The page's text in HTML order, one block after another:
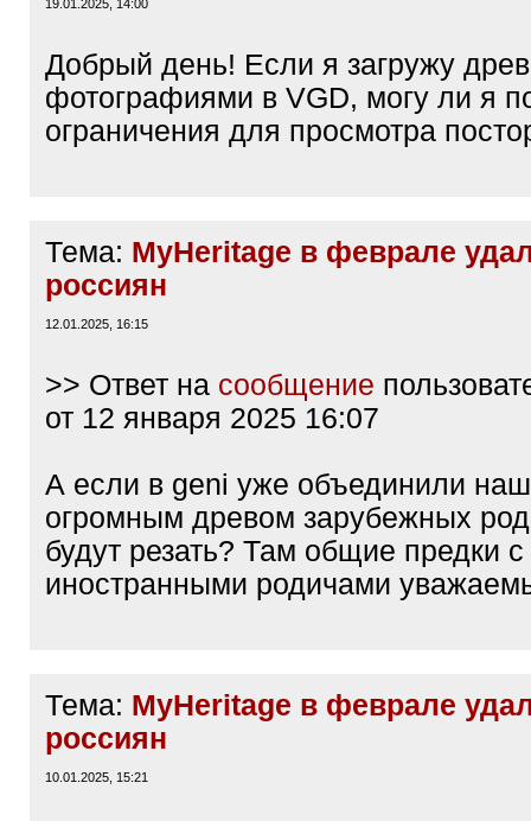
19.01.2025, 14:00
Добрый день! Если я загружу
фотографиями в VGD, могу ли я
ограничения для просмотра
Тема: MyHeritage в феврале
россиян
12.01.2025, 16:15
>> Ответ на сообщение
от 12 января 2025 16:07
А если в geni уже объединили
огромным древом зарубежных
будут резать? Там общие предки с
иностранными родичами
Тема: MyHeritage в феврале
россиян
10.01.2025, 15:21